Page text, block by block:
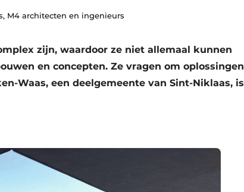
M4 architecten en ingenieurs
zijn, waardoor ze niet allemaal kunnen
en concepten. Ze vragen om oplossingen
Waas, een deelgemeente van Sint-Niklaas, is